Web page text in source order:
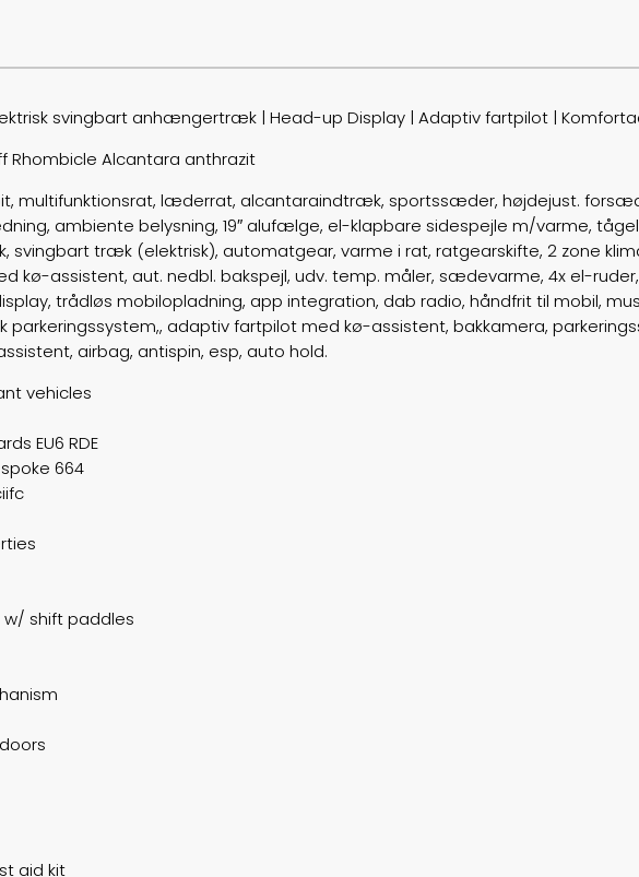
Elektrisk svingbart anhængertræk | Head-up Display | Adaptiv fartpilot |
Rhombicle Alcantara anthrazit
multifunktionsrat, læderrat, alcantaraindtræk, sportssæder, højdejust.
ambiente belysning, 19″ alufælge, el-klapbare sidespejle m/varme,
træk (elektrisk), automatgear, varme i rat, ratgearskifte, 2 zone
kø-assistent, aut. nedbl. bakspejl, udv. temp. måler, sædevarme, 4x el-
trådløs mobilopladning, app integration, dab radio, håndfrit til mobil,
parkeringssystem,, adaptiv fartpilot med kø-assistent, bakkamera,
airbag, antispin, esp, auto hold.
vehicles
EU6 RDE
spoke 664
w/ shift paddles
aid kit